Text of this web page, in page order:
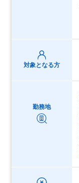
対象となる方
勤務地